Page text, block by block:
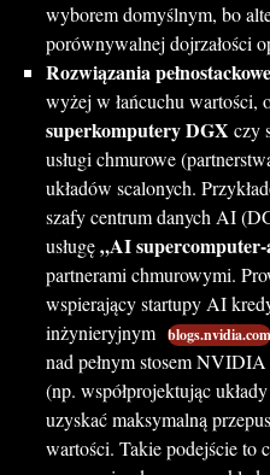
wyborem domyślnym, bo
porównywalnej dojrzałości
Rozwiązania
wyżej w łańcuchu wartości,
superkomputery DGX czy
usługi chmurowe
układów scalonych.
szafy centrum danych AI
usługę„AI supercomputer-
partnerami chmurowymi.
wspierający startupy AI
inżynieryjnym blogs.nvidia.com
nad pełnym stosem
(np. współprojektując
uzyskać maksymalną
wartości. Takie podejście to